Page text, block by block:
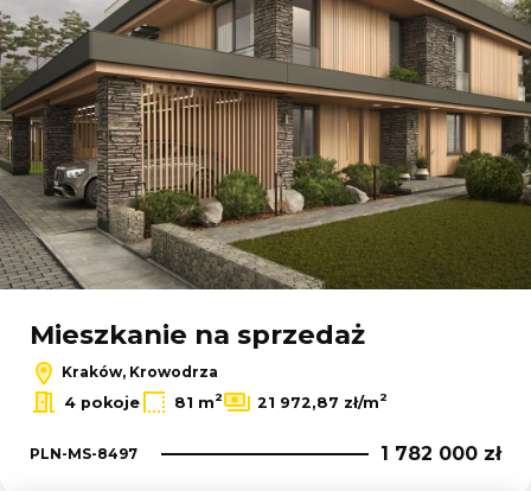
Mieszkanie na sprzedaż
Kraków, Krowodrza
4 pokoje
81 m2 21 972,87 zł/m2
PLN-MS-8497 1 782 000 zł